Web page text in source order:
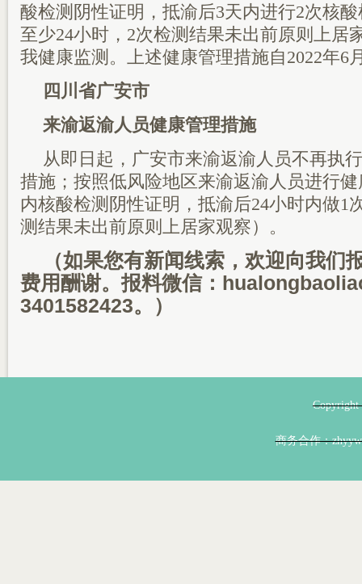
酸检测阴性证明，抵渝后3天内进行2次核
至少24小时，2次检测结果未出前原则上居
我健康监测。上述健康管理措施自2022年6
四川省广安市
来渝返渝人员健康管理措施
从即日起，广安市来渝返渝人员不再执
措施；按照低风险地区来渝返渝人员进行
内核酸检测阴性证明，抵渝后24小时内做1
测结果未出前原则上居家观察）。
（如果您有新闻线索，欢迎向我们
费用酬谢。报料微信：
3401582423。）
商务合作：